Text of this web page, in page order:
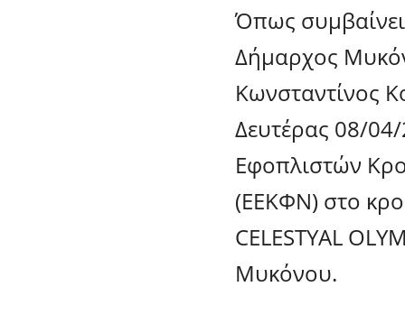
Όπως συμβαίνει
Δήμαρχος
Κωνσταντίνος
Δευτέρας 08/
Εφοπλιστών
(ΕΕΚΦΝ) στο
CELESTYAL
Μυκόνου.